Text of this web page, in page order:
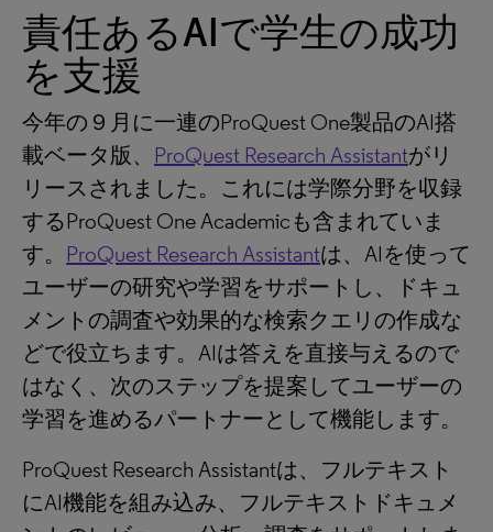
責任あるAIで学生の成功
を支援
今年の９月に一連のProQuest One製品のAI搭
載ベータ版、 ProQuest Research Assistantがリ
リースされました。これには学際分野を収録
するProQuest One Academicも含まれていま
す。 ProQuest Research Assistantは、AIを使って
ユーザーの研究や学習をサポートし、ドキュ
メントの調査や効果的な検索クエリの作成な
どで役立ちます。AIは答えを直接与えるので
はなく、次のステップを提案してユーザーの
学習を進めるパートナーとして機能します。
ProQuest Research Assistantは、フルテキスト
にAI機能を組み込み、フルテキストドキュメ